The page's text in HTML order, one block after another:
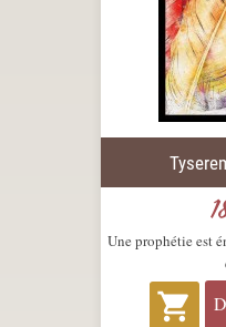
Une prophétie est
